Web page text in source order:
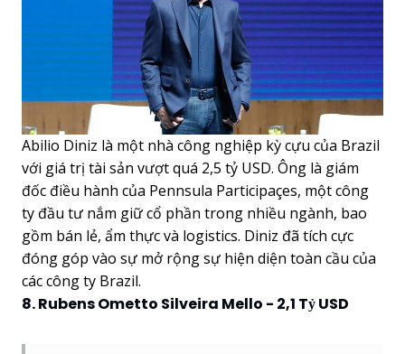
Abilio Diniz là một nhà công nghiệp kỳ cựu của Brazil
với giá trị tài sản vượt quá 2,5 tỷ USD. Ông là giám
đốc điều hành của Pennsula Participaçes, một công
ty đầu tư nắm giữ cổ phần trong nhiều ngành, bao
gồm bán lẻ, ẩm thực và logistics. Diniz đã tích cực
đóng góp vào sự mở rộng sự hiện diện toàn cầu của
các công ty Brazil.
8. Rubens Ometto Silveira Mello - 2,1 Tỷ USD